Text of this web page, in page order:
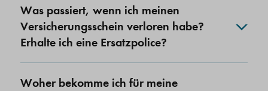
Was passiert, wenn ich meinen
Versicherungsschein verloren habe?
Erhalte ich eine Ersatzpolice?
Woher bekomme ich für meine